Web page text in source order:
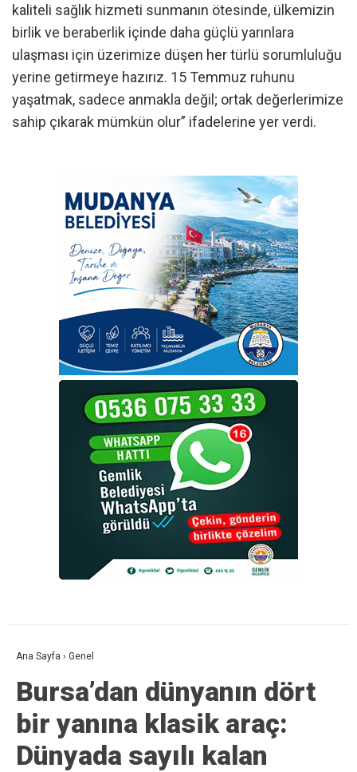
kaliteli sağlık hizmeti sunmanın ötesinde, ülkemizin
birlik ve beraberlik içinde daha güçlü yarınlara
ulaşması için üzerimize düşen her türlü sorumluluğu
yerine getirmeye hazırız. 15 Temmuz ruhunu
yaşatmak, sadece anmakla değil; ortak değerlerimize
sahip çıkarak mümkün olur” ifadelerine yer verdi.
Ana Sayfa › Genel
Bursa’dan dünyanın dört
bir yanına klasik araç:
Dünyada sayılı kalan